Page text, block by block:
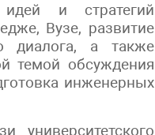
и стратегий
Вузе, развитие
диалога, а также
темой обсуждения
инженерных